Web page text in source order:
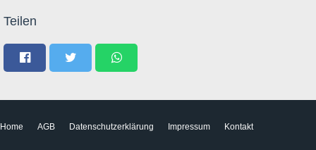
Teilen
Home AGB Datenschutzerklärung Impressum Kontakt